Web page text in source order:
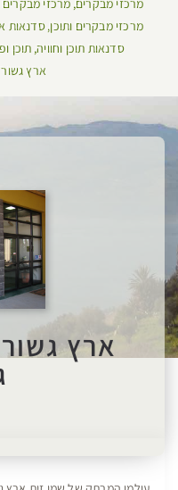
מרכזי מבקרים ותוכן סדנאות
סדנאות תוכן וחוויה תוכן
ארץ
ארץ